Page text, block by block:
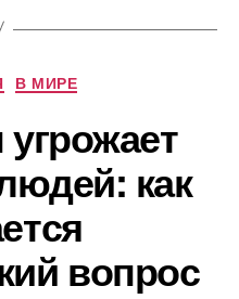
В МИРЕ
как
вопрос